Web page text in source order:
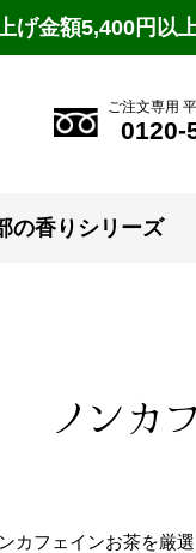
げ金額5,400円以
ご注文専用
0120-
の香りシリーズ
ノンカ
カフェインお茶を厳